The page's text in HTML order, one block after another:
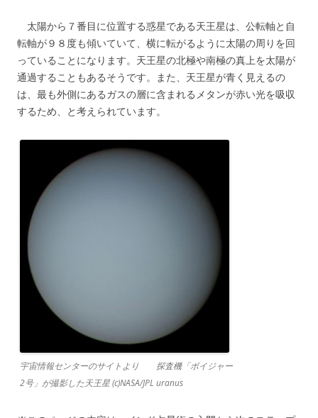
太陽から７番目に位置する惑星である天王星は、公転軸と自
転軸が９８度も傾いていて、横に転がるように太陽の周りを回
っていることになります。天王星の北極や南極の真上を太陽が
通過することもあるそうです。また、天王星が青く見えるの
は、最も外側にあるガスの層に含まれるメタンが赤い光を吸収
するため、と考えられています。
宇宙情報センターのサイトより 探査機「ボイジャー
2号」が撮影した天王星 (c)NASA/JPL uranus